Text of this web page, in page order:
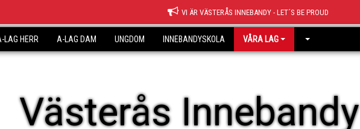
VI ÄR VÄSTERÅS INNEBANDY - LET´S BE PROUD
LAG HERR A-LAG DAM UNGDOM INNEBANDYSKOLA VÅRA LAG
Västerås Innebandy